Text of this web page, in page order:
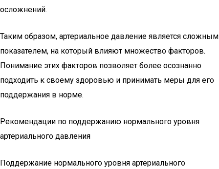
осложнений.
Таким образом, артериальное давление является сложным
показателем, на который влияют множество факторов.
Понимание этих факторов позволяет более осознанно
подходить к своему здоровью и принимать меры для его
поддержания в норме.
Рекомендации по поддержанию нормального уровня
артериального давления
Поддержание нормального уровня артериального